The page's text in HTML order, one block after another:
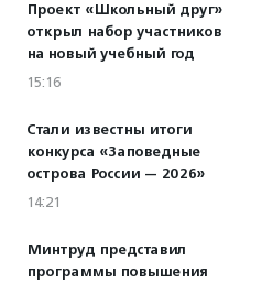
Проект «Школьный друг»
открыл набор участников
на новый учебный год
15:16
Стали известны итоги
конкурса «Заповедные
острова России — 2026»
14:21
Минтруд представил
программы повышения